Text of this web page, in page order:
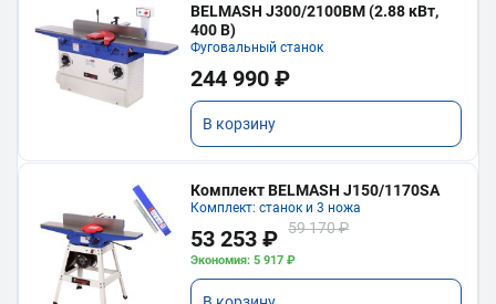
BELMASH J300/2100ВМ (2.88 кВт,
400 В)
Фуговальный станок
244 990 ₽
В корзину
Комплект BELMASH J150/1170SA
Комплект: станок и 3 ножа
53 253 ₽ 59 170 ₽
Экономия: 5 917 ₽